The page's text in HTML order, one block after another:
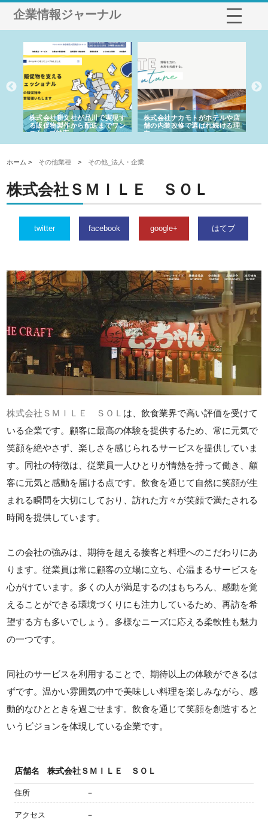
企業情報ジャーナル
株式会社耕文社が品川で実現す
る販促物製作から配送までワン
ストップ対応
株式会社ナカモトがホテルや店
舗の内装改修で選ばれ続ける理
由
ホーム > その他業種 > その他_法人・企業
株式会社ＳＭＩＬＥ ＳＯＬ
twitter facebook google+ はてブ
株式会社ＳＭＩＬＥ ＳＯＬ は、飲食業界で高い評価を受けて
いる企業です。顧客に最高の体験を提供するため、常に元気で
笑顔を絶やさず、楽しさを感じられるサービスを提供していま
す。同社の特徴は、従業員一人ひとりが情熱を持って働き、顧
客に元気と感動を届ける点です。飲食を通じて自然に笑顔が生
まれる瞬間を大切にしており、訪れた方々が笑顔で満たされる
時間を提供しています。
この会社の強みは、期待を超える接客と料理へのこだわりにあ
ります。従業員は常に顧客の立場に立ち、心温まるサービスを
心がけています。多くの人が満足するのはもちろん、感動を覚
えることができる環境づくりにも注力しているため、再訪を希
望する方も多いでしょう。多様なニーズに応える柔軟性も魅力
の一つです。
同社のサービスを利用することで、期待以上の体験ができるは
ずです。温かい雰囲気の中で美味しい料理を楽しみながら、感
動的なひとときを過ごせます。飲食を通じて笑顔を創造すると
いうビジョンを体現している企業です。
店舗名 株式会社ＳＭＩＬＥ ＳＯＬ
住所 －
アクセス －